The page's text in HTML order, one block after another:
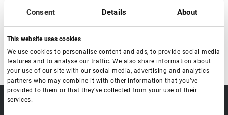
Consent Details About
This website uses cookies
We use cookies to personalise content and ads, to provide social media
features and to analyse our traffic. We also share information about
your use of our site with our social media, advertising and analytics
partners who may combine it with other information that you’ve
provided to them or that they’ve collected from your use of their
services.
moment de la production.
La date de péremption après ouverture est de 2 mois